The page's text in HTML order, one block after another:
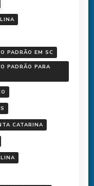
PADRÃO EM SC
PADRÃO PARA
CATARINA